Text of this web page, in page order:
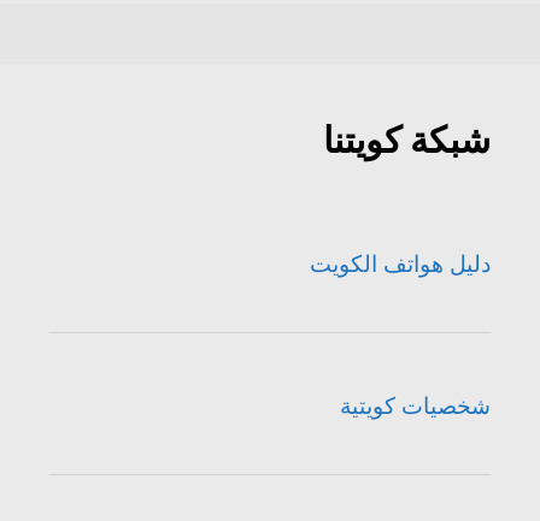
شبكة كويتنا
دليل هواتف الكويت
شخصيات كويتية